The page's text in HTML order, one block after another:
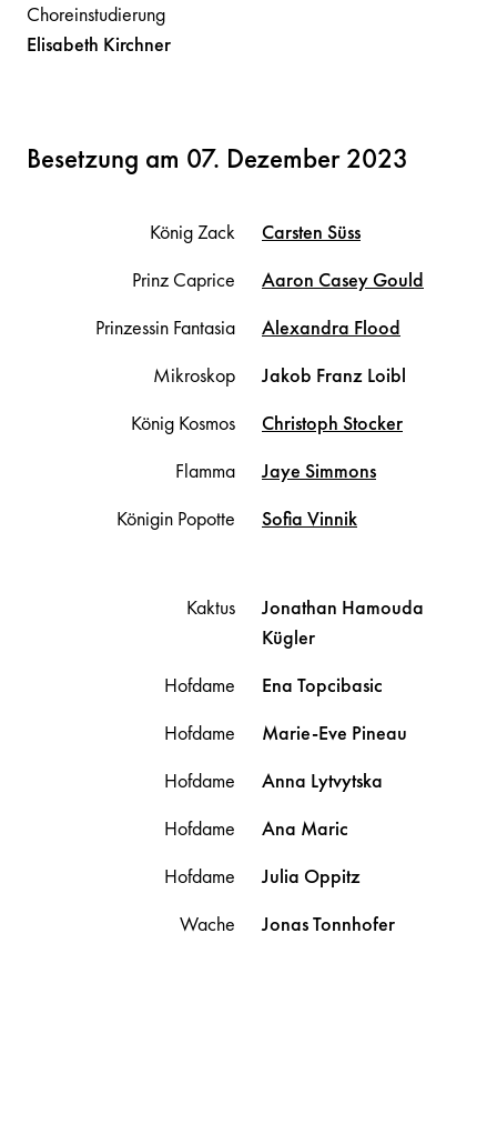
Choreinstudierung
Elisabeth Kirchner
Besetzung am 07. Dezember 2023
König Zack Carsten Süss
Prinz Caprice
Aaron CaseyGould
Prinzessin Fantasia
Alexandra Flood
Mikroskop
Jakob Franz Loibl
König Kosmos
Christoph Stocker
Flamma
Jaye Simmons
Königin Popotte
Sofia Vinnik
Kaktus
Jonathan Hamouda
Kügler
Hofdame
Ena Topcibasic
Hofdame
Marie-Eve Pineau
Hofdame
Anna Lytvytska
Hofdame
Ana Maric
Hofdame
Julia Oppitz
Wache
JonasTonnhofer